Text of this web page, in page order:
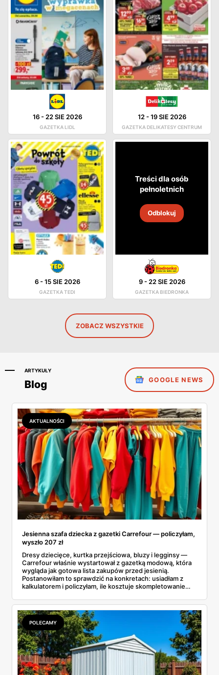
16-22 SIE 2026
GAZETKA LIDL
12-19 SIE 2026
GAZETKA DELIKATESY CENTRUM
6-15 SIE 2026
GAZETKA TEDI
Treści dla osób
pełnoletnich
Odblokuj
9- 22 SIE 2026
GAZETKA BIEDRONKA
ZOBACZ WSZYSTKIE
ARTYKUŁY
Blog GOOGLE NEWS
AKTUALNOŚCI
Jesienna szafa dziecka z gazetki Carrefour — policzyłam,
wyszło 207 zł
Dresy dziecięce, kurtka przejściowa, bluzy i legginsy —
Carrefour właśnie wystartował z gazetką modową, która
wygląda jak gotowa lista zakupów przed jesienią.
Postanowiłam to sprawdzić na konkretach: usiadłam z
kalkulatorem i policzyłam, ile kosztuje skompletowanie
niecałe 207 złotych za siedem rzeczy, od t-shirtu po
kurtkę. A dla starszaków są jeszcze markowe dresy Puma
i Everlast w cenach, które miło zaskakują.
POLECAMY